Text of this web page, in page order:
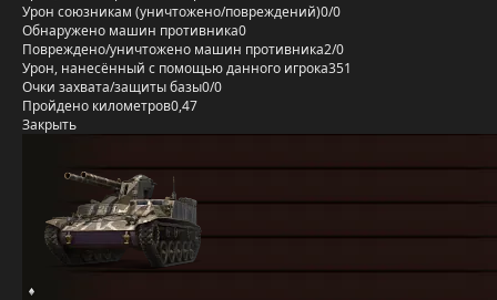
Урон союзникам (уничтожено/повреждений)0/0
Обнаружено машин противника0
Повреждено/уничтожено машин противника2/0
Урон, нанесённый с помощью данного игрока351
Очки захвата/защиты базы0/0
Пройдено километров0,47
Закрыть